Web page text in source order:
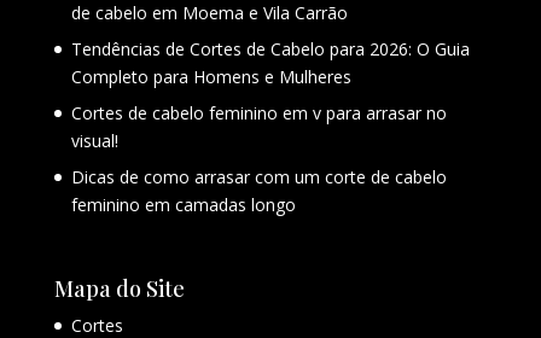
de cabelo em Moema e Vila Carrão
Tendências de Cortes de Cabelo para 2026: O Guia
Completo para Homens e Mulheres
Cortes de cabelo feminino em v para arrasar no
visual!
Dicas de como arrasar com um corte de cabelo
feminino em camadas longo
Mapa do Site
Cortes